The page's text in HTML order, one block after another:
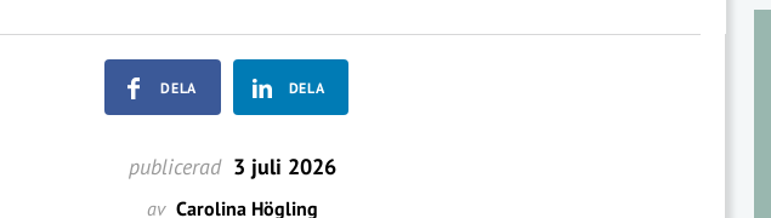
DELA DELA
publicerad 3 juli 2026
av Carolina Högling